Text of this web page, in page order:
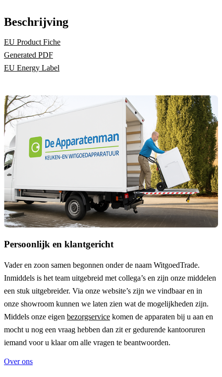
Beschrijving
EU Product Fiche
Generated PDF
EU Energy Label
Persoonlijk en klantgericht
Vader en zoon samen begonnen onder de naam WitgoedTrade.
Inmiddels is het team uitgebreid met collega’s en zijn onze middelen
een stuk uitgebreider. Via onze website’s zijn we vindbaar en in
onze showroom kunnen we laten zien wat de mogelijkheden zijn.
Middels onze eigen bezorgservice komen de apparaten bij u aan en
mocht u nog een vraag hebben dan zit er gedurende kantooruren
iemand voor u klaar om alle vragen te beantwoorden.
Over ons